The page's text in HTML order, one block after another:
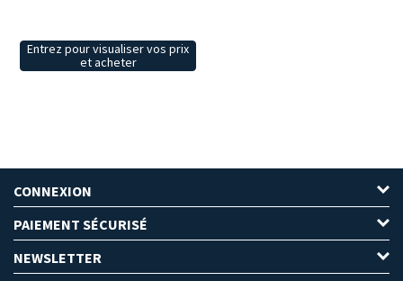
Entrez pour visualiser vos prix
et acheter
CONNEXION
PAIEMENT SÉCURISÉ
NEWSLETTER